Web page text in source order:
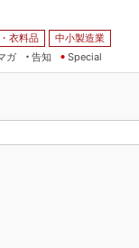
衣料品
中小製造業
ガ
告知 Special